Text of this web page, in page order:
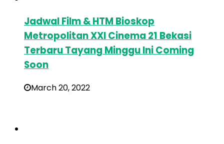
Jadwal Film & HTM Bioskop
Metropolitan XXI Cinema 21 Bekasi
Terbaru Tayang Minggu Ini Coming
Soon
March 20, 2022